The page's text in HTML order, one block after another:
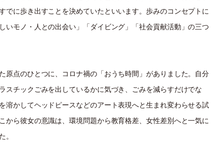
でに歩き出すことを決めていたといいます。歩みのコンセプトに
いモノ・人との出会い」「ダイビング」「社会貢献活動」の三つ
原点のひとつに、コロナ禍の「おうち時間」がありました。自分
スチックごみを出しているかに気づき、ごみを減らすだけでな
溶かしてヘッドピースなどのアート表現へと生まれ変わらせる試
から彼女の意識は、環境問題から教育格差、女性差別へと一気に
。